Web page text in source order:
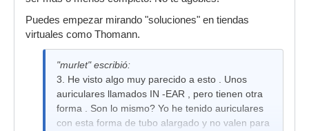
Puedes empezar mirando "soluciones" en tiendas
virtuales como Thomann.
"murlet" escribió:
3. He visto algo muy parecido a esto . Unos
auriculares llamados IN -EAR , pero tienen otra
forma . Son lo mismo? Yo he tenido auriculares
con esta forma de tubo alargado y no valen para